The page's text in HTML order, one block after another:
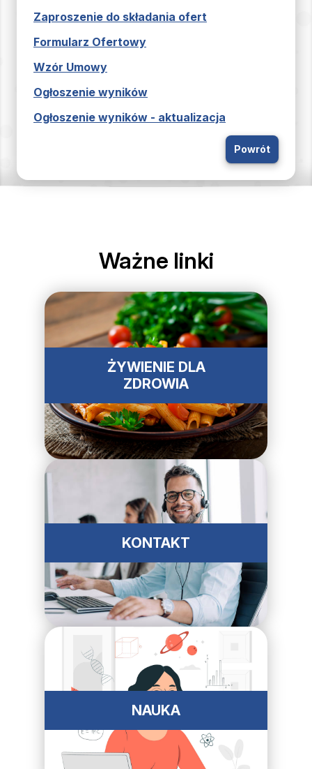
Zaproszenie do składania ofert
Formularz Ofertowy
Wzór Umowy
Ogłoszenie wyników
Ogłoszenie wyników - aktualizacja
Powrót
Ważne linki
ŻYWIENIE DLA
ZDROWIA
KONTAKT
NAUKA